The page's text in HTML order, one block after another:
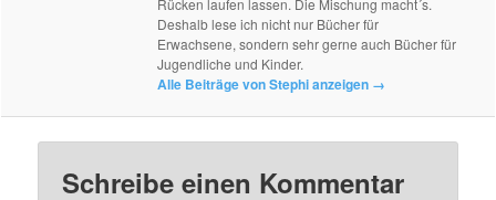
Rücken laufen lassen. Die Mischung macht´s.
Deshalb lese ich nicht nur Bücher für
Erwachsene, sondern sehr gerne auch Bücher für
Jugendliche und Kinder.
Alle Beiträge von Stephi anzeigen →
Schreibe einen Kommentar